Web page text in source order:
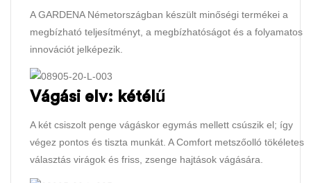
A GARDENA Németországban készült minőségi termékei a
megbízható teljesítményt, a megbízhatóságot és a folyamatos
innovációt jelképezik.
Vágási elv: kétélű
A két csiszolt penge vágáskor egymás mellett csúszik el; így
végez pontos és tiszta munkát. A Comfort metszőolló tökéletes
választás virágok és friss, zsenge hajtások vágására.